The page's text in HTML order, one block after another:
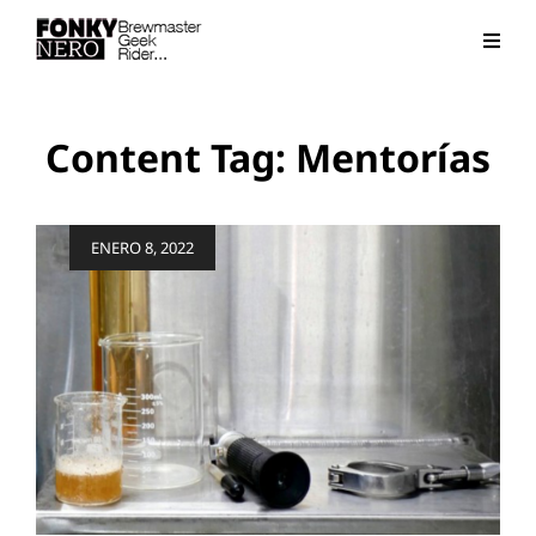
Content Tag: Mentorías
Posted
ENERO 8, 2022